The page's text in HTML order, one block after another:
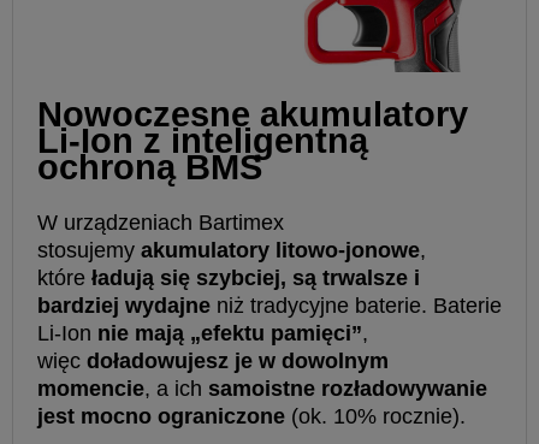
Nowoczesne akumulatory
Li-Ion z inteligentną
ochroną BMS
W urządzeniach Bartimex
stosujemy akumulatory litowo-jonowe,
które ładują się szybciej, są trwalsze i
bardziej wydajne niż tradycyjne baterie. Baterie
Li-Ion nie mają „efektu pamięci”,
więc doładowujesz je w dowolnym
momencie, a ich samoistne rozładowywanie
jest mocno ograniczone (ok. 10% rocznie).